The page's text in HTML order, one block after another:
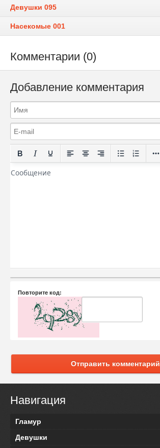
Девушки 095
Насекомые 001
Комментарии (0)
Добавление комментария
Повторите код:
Отправить комментарий
Навигация
Гламур
Девушки